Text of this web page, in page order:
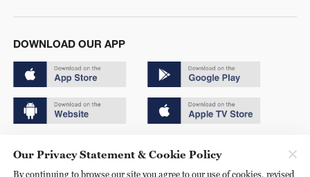
DOWNLOAD OUR APP
京ICP备20000184号
Our Privacy Statement & Cookie Policy
By continuing to browse our site you agree to our use of cookies, revised